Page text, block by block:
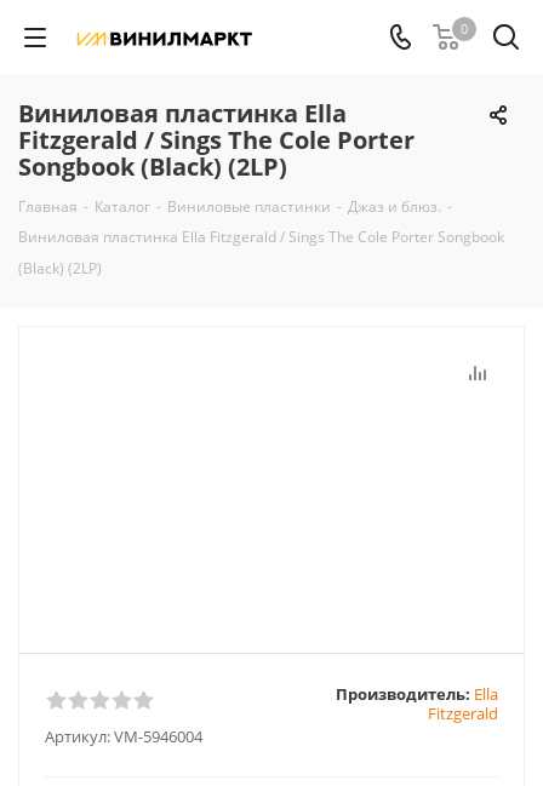
0
Виниловая пластинка Ella
Fitzgerald / Sings The Cole Porter
Songbook (Black) (2LP)
Главная - Каталог - Виниловые пластинки - Джаз и блюз. -
Виниловая пластинка Ella Fitzgerald / Sings The Cole Porter Songbook
(Black) (2LP)
Артикул:VM-5946004
Производитель: Ella
Fitzgerald